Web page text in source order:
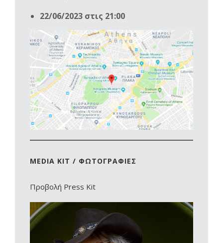
22/06/2023 στις 21:00
MEDIA KIT / ΦΩΤΟΓΡΑΦΙΕΣ
Προβολή Press Kit